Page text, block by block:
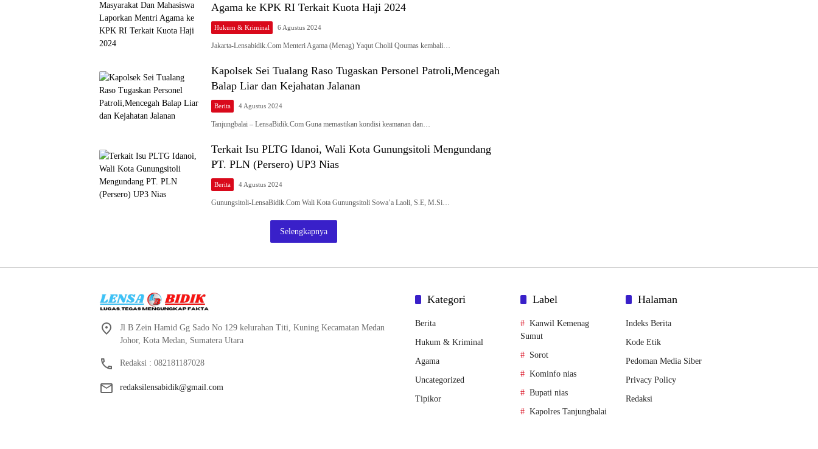
Agama ke KPK RI Terkait Kuota Haji 2024
Hukum & Kriminal 6 Agustus 2024
Jakarta-Lensabidik.Com Menteri Agama (Menag) Yaqut Cholil Qoumas kembali…
Kapolsek Sei Tualang Raso Tugaskan Personel Patroli,Mencegah
Balap Liar dan Kejahatan Jalanan
Berita 4 Agustus 2024
Tanjungbalai – LensaBidik.Com Guna memastikan kondisi keamanan dan…
Terkait Isu PLTG Idanoi, Wali Kota Gunungsitoli Mengundang
PT. PLN (Persero) UP3 Nias
Berita 4 Agustus 2024
Gunungsitoli-LensaBidik.Com Wali Kota Gunungsitoli Sowa’a Laoli, S.E, M.Si…
Selengkapnya
Jl B Zein Hamid Gg Sado No 129 kelurahan Titi, Kuning Kecamatan Medan
Johor, Kota Medan, Sumatera Utara
Redaksi : 082181187028
redaksilensabidik@gmail.com
Kategori
Berita
Hukum & Kriminal
Agama
Uncategorized
Tipikor
Label
Kanwil Kemenag
Sumut
Sorot
Kominfo nias
Bupati nias
Kapolres Tanjungbalai
Halaman
Indeks Berita
Kode Etik
Pedoman Media Siber
Privacy Policy
Redaksi